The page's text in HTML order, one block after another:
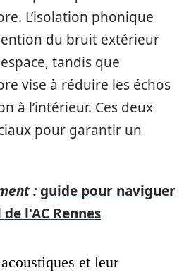
L’isolation phonique
du bruit extérieur
tandis que
vise à réduire les échos
à l’intérieur. Ces deux
pour garantir un
:guide pour naviguer
l'AC Rennes
et leur